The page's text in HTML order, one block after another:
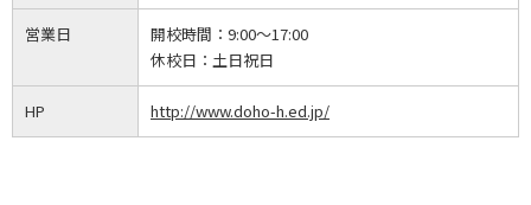
営業日 開校時間： 9:00～17:00
休校日： 土日祝日
HP http://www.doho-h.ed.jp/